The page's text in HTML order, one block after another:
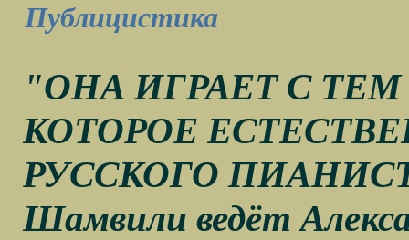
Публицистика
"ОНА ИГРАЕТ С
КОТОРОЕ
РУССКОГО
Шамвили ведёт